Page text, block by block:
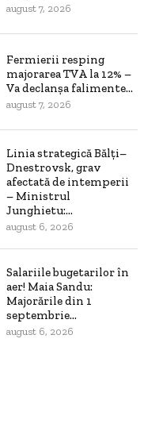
august 7, 2026
Fermierii resping
majorarea TVA la 12% –
Va declanșa falimente...
august 7, 2026
Linia strategică Bălți–
Dnestrovsk, grav
afectată de intemperii
– Ministrul
Junghietu:...
august 6, 2026
Salariile bugetarilor în
aer! Maia Sandu:
Majorările din 1
septembrie...
august 6, 2026